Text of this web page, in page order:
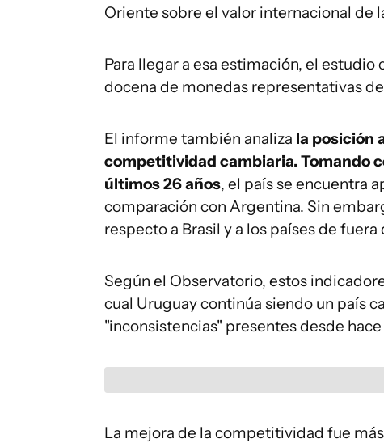
Oriente sobre el valor internacional de
Para llegar a esa estimación, el
docena de monedas representativas
El informe también analiza la posición
competitividad cambiaria. Tomando
últimos 26 años, el país se encuentra
comparación con Argentina. Sin
respecto a Brasil y a los países de
Según el Observatorio, estos
cual Uruguay continúa siendo un país
"inconsistencias" presentes desde
La mejora de la competitividad fue